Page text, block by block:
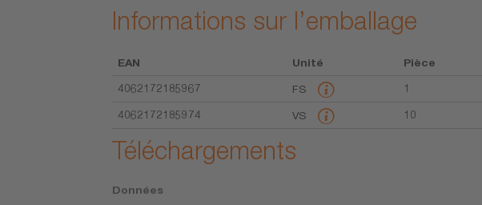
Informations sur l’emballage
EAN Unité Pièce
4062172185967
FS 1
4062172185974 VS 10
Téléchargements
Données